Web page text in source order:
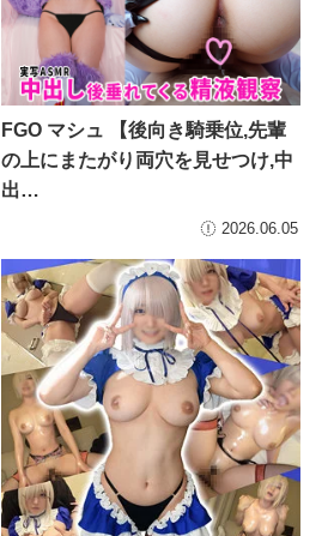
FGO マシュ 【後向き騎乗位,先輩
の上にまたがり両穴を見せつけ,中
出…
2026.06.05